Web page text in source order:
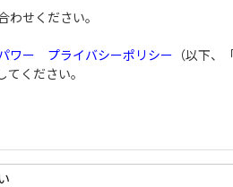
わせください。
ワー プライバシーポリシー （以下、
ください。